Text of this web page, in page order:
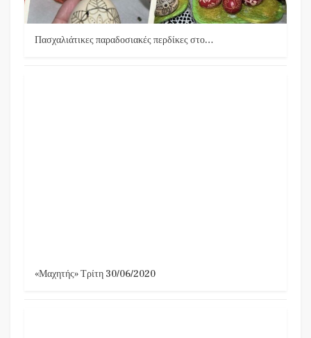
Πασχαλιάτικες παραδοσιακές περδίκες στο…
«Μαχητής» Τρίτη 30/06/2020